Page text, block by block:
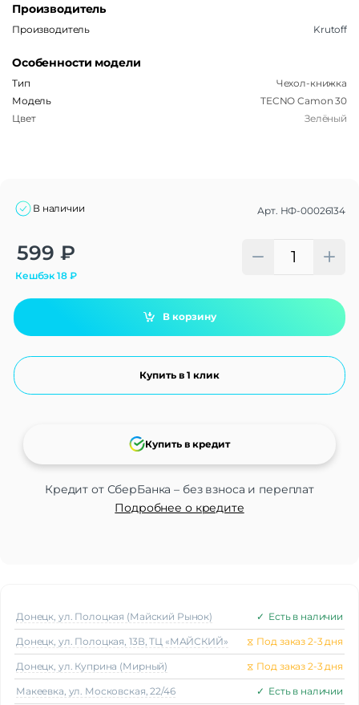
Производитель
Производитель Krutoff
Особенности модели
Тип
Чехол-книжка
Модель
TECNO Camon 30
Цвет
Зелёный
В наличии Арт. НФ-00026134
599 ₽
Кешбэк18₽
В корзину
Купить в 1 клик
Кредит от СберБанка – без взноса и переплат
Подробнее о кредите
Купить в кредит
Alternative:
Донецк, ул. Полоцкая (Майский Рынок) ✓ Есть в наличии
Донецк, ул. Полоцкая, 13В, ТЦ «МАЙСКИЙ» ⧖ Под заказ 2-3 дня
Донецк, ул. Куприна (Мирный) ⧖ Под заказ 2-3 дня
Макеeвка, ул. Московская, 22/46 ✓ Есть в наличии